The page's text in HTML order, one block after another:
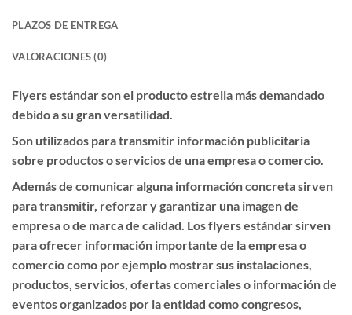
PLAZOS DE ENTREGA
VALORACIONES (0)
Flyers estándar son el producto estrella más demandado
debido a su gran versatilidad.
Son utilizados para transmitir información publicitaria
sobre productos o servicios de una empresa o comercio.
Además de comunicar alguna información concreta sirven
para transmitir, reforzar y garantizar una imagen de
empresa o de marca de calidad. Los flyers estándar sirven
para ofrecer información importante de la empresa o
comercio como por ejemplo mostrar sus instalaciones,
productos, servicios, ofertas comerciales o información de
eventos organizados por la entidad como congresos,